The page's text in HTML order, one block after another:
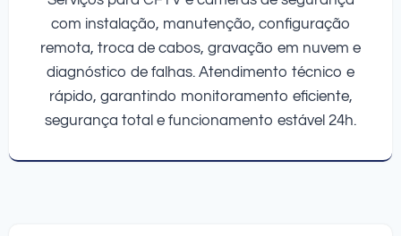
com instalação, manutenção, configuração
remota, troca de cabos, gravação em nuvem e
diagnóstico de falhas. Atendimento técnico e
rápido, garantindo monitoramento eficiente,
segurança total e funcionamento estável 24h.